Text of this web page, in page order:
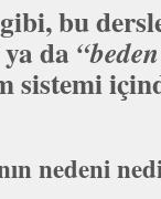
gibi, bu
ya da
sistemi
nedeni